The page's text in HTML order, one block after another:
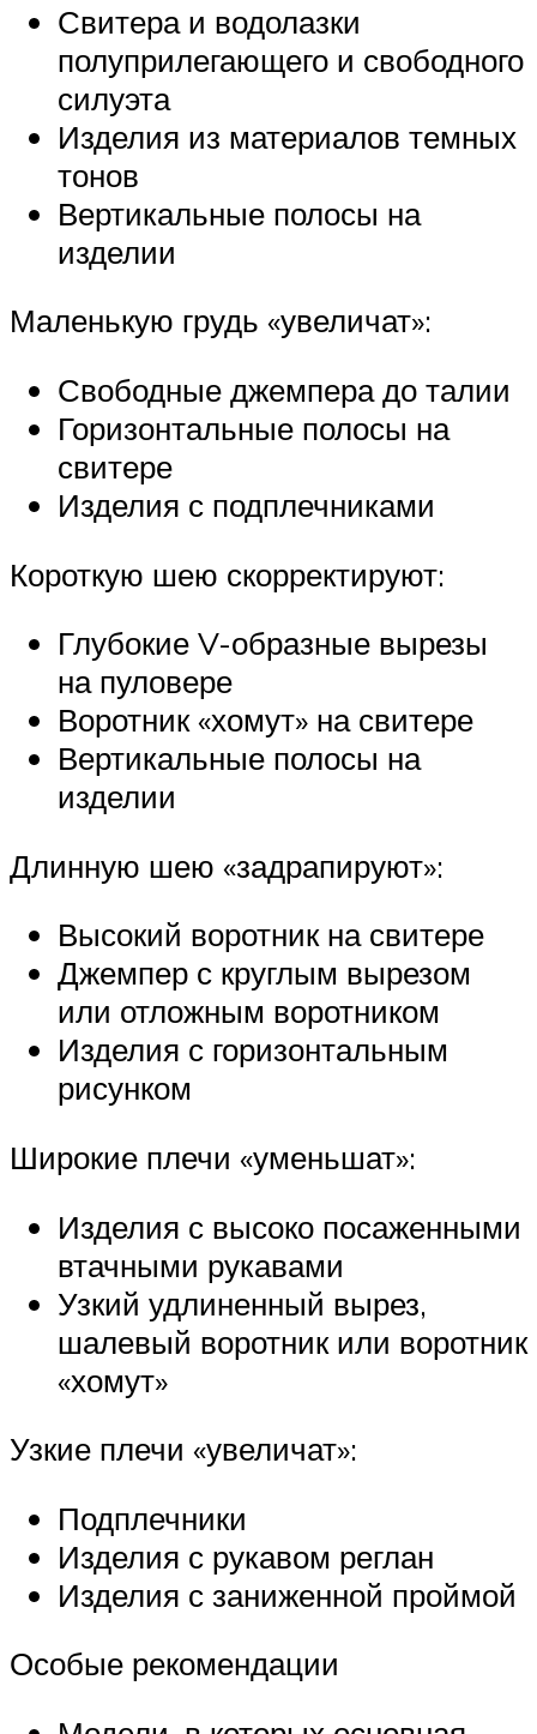
Свитера и водолазки
полуприлегающего и свободного
силуэта
Изделия из материалов темных
тонов
Вертикальные полосы на
изделии
Маленькую грудь «увеличат»:
Свободные джемпера до талии
Горизонтальные полосы на
свитере
Изделия с подплечниками
Короткую шею скорректируют:
Глубокие V-образные вырезы
на пуловере
Воротник «хомут» на свитере
Вертикальные полосы на
изделии
Длинную шею «задрапируют»:
Высокий воротник на свитере
Джемпер с круглым вырезом
или отложным воротником
Изделия с горизонтальным
рисунком
Широкие плечи «уменьшат»:
Изделия с высоко посаженными
втачными рукавами
Узкий удлиненный вырез,
шалевый воротник или воротник
«хомут»
Узкие плечи «увеличат»:
Подплечники
Изделия с рукавом реглан
Изделия с заниженной проймой
Особые рекомендации